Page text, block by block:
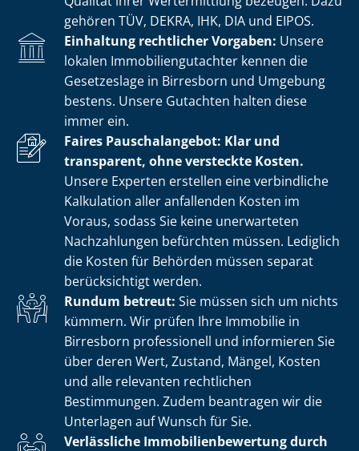
gehören TÜV, DEKRA, IHK, DIA und EIPOS.
Einhaltung rechtlicher Vorgaben: Unsere
lokalen Im­mo­bi­li­en­gut­ach­ter kennen die
Gesetzeslage in Birresborn und Umgebung
bestens. Unsere Gutachten halten diese
immer ein.
Faires Pauschalangebot: Klar und
transparent, ohne versteckte Kosten.
Unsere Experten erstellen eine verbindliche
Kalkulation aller anfallenden Kosten im
Voraus, sodass Sie keine unerwarteten
Nachzahlungen befürchten müssen. Lediglich
die Kosten für Behörden müssen separat
berücksichtigt werden.
Rundum betreut: Sie müssen sich um nichts
kümmern. Wir prüfen Ihre Immobilie in
Birresborn professionell und informieren Sie
über deren Wert, Zustand, Mängel, Kosten
und alle relevanten rechtlichen
Bestimmungen. Zudem beantragen wir die
Unterlagen auf Wunsch für Sie.
Verlässliche Im­mo­bi­li­en­be­wer­tung durch